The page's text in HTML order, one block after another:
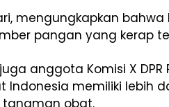
mengungkapkan
pangan yang kerap
anggota Komisi X DPR
Indonesia memiliki lebih
tanaman obat.